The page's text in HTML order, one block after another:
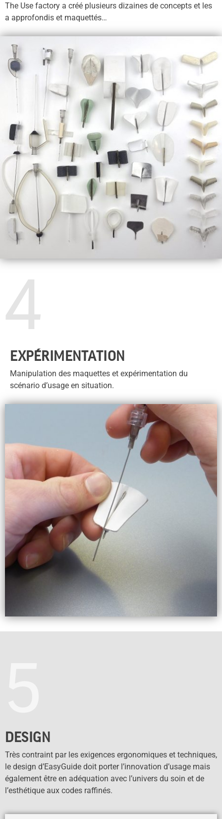
The Use factory a créé plusieurs dizaines de concepts et les
a approfondis et maquettés…
4
EXPÉRIMENTATION
Manipulation des maquettes et expérimentation du
scénario d’usage en situation.
DESIGN
Très contraint par les exigences ergonomiques et techniques,
le design d’EasyGuide doit porter l’innovation d’usage mais
également être en adéquation avec l’univers du soin et de
l’esthétique aux codes raffinés.